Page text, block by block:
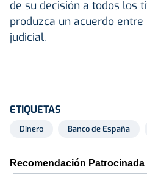
de su decisión a todos los
produzca un acuerdo
judicial.
ETIQUETAS
Dinero Banco de España